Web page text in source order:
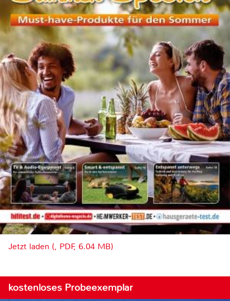
Jetzt laden (, PDF, 6.04 MB)
kostenloses Probeexemplar